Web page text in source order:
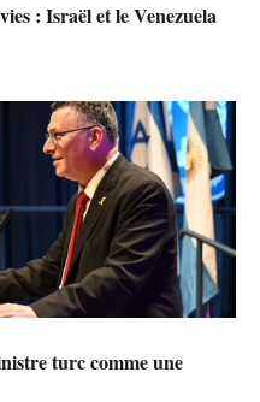
: Israël et le Venezuela
turc comme une